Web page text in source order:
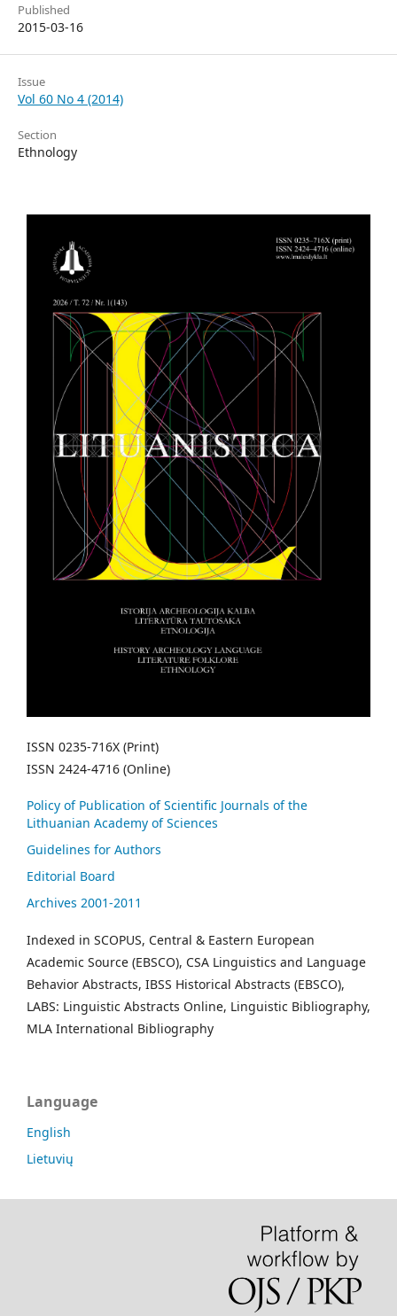
Published
2015-03-16
Issue
Vol 60 No 4 (2014)
Section
Ethnology
ISSN 0235-716X (Print)
ISSN 2424-4716 (Online)
Policy of Publication of Scientific Journals of the
Lithuanian Academy of Sciences
Guidelines for Authors
Editorial Board
Archives 2001-2011
Indexed in SCOPUS, Central & Eastern European
Academic Source (EBSCO), CSA Linguistics and Language
Behavior Abstracts, IBSS Historical Abstracts (EBSCO),
LABS: Linguistic Abstracts Online, Linguistic Bibliography,
MLA International Bibliography
Language
English
Lietuvių